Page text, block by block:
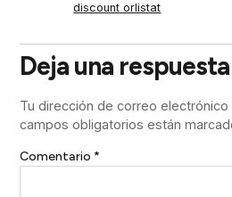
discount orlistat
Deja una respuesta
Tu dirección de correo electrónico
campos obligatorios están
Comentario*